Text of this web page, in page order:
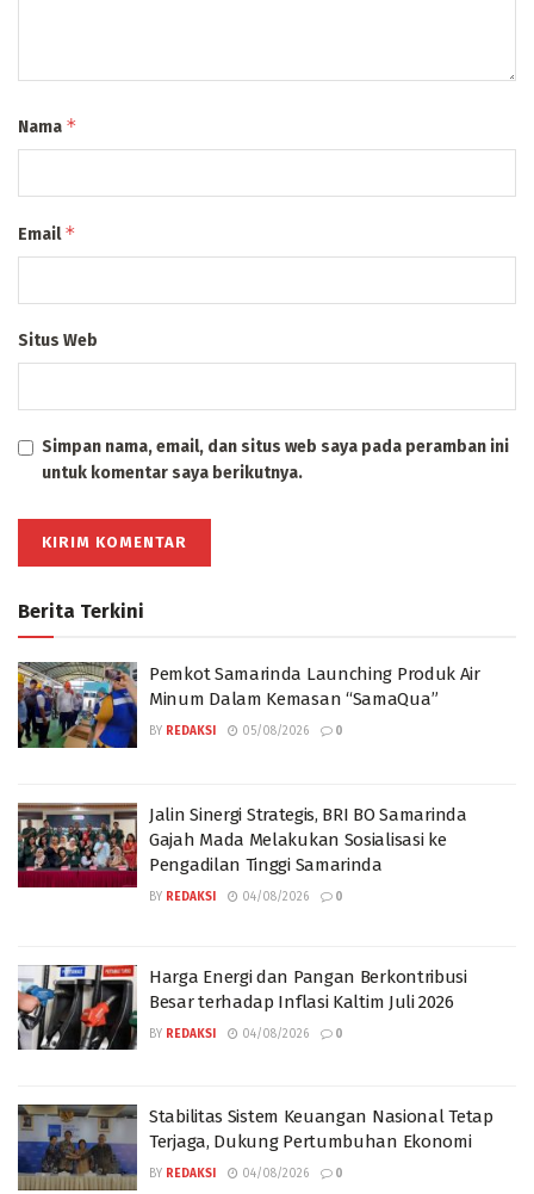
Nama *
Email*
Situs Web
Simpan nama, email, dan situs web saya pada peramban ini
untuk komentar saya berikutnya.
Berita Terkini
Pemkot Samarinda Launching Produk Air
Minum Dalam Kemasan “SamaQua”
BY REDAKSI 05/08/2026 0
Jalin Sinergi Strategis, BRI BO Samarinda
Gajah Mada Melakukan Sosialisasi ke
Pengadilan Tinggi Samarinda
BY REDAKSI 04/08/2026 0
Harga Energi dan Pangan Berkontribusi
Besar terhadap Inflasi Kaltim Juli 2026
BY REDAKSI 04/08/2026 0
Stabilitas Sistem Keuangan Nasional Tetap
Terjaga, Dukung Pertumbuhan Ekonomi
BY REDAKSI 04/08/2026 0